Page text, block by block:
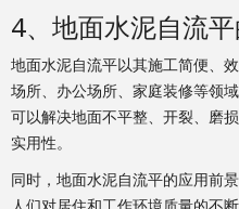
4、地面水泥自流
地面水泥自流平以其施工简便、
场所、办公场所、家庭装修等领
可以解决地面不平整、开裂、磨
实用性。
同时，地面水泥自流平的应用前
人们对居住和工作环境质量的不